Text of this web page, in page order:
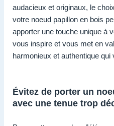
audacieux et originaux, le
votre noeud papillon en bois
apporter une touche unique à
vous inspire et vous met en
harmonieux et authentique
Évitez de porter un
avec une tenue trop